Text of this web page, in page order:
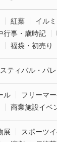
紅葉 イル
行事・歳時記
福袋・初売り
ティバル・パ
ル フリーマ
商業施設イベ
展 スポーツ